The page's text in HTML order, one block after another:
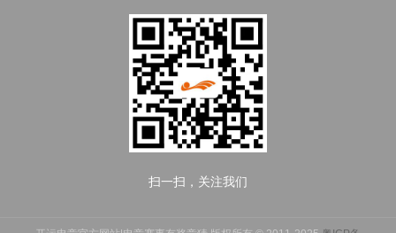
扫一扫，关注我们